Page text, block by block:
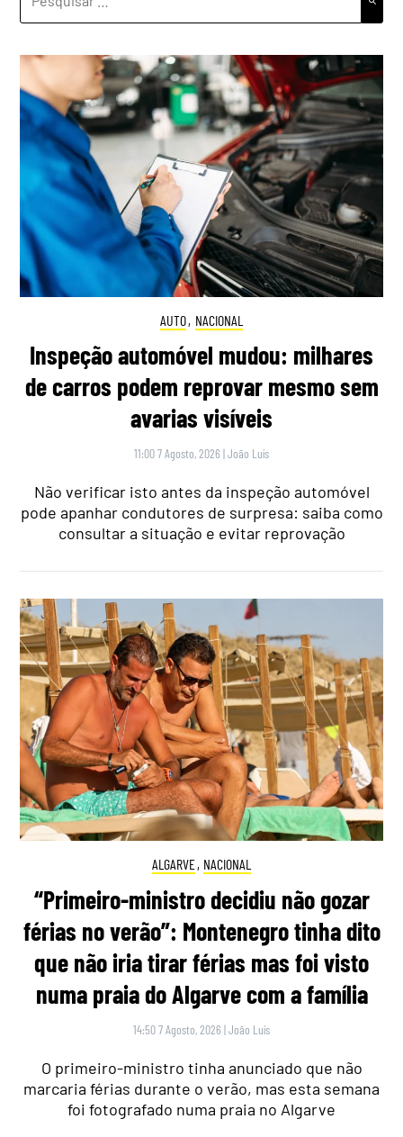
AUTO, NACIONAL
Inspeção automóvel mudou: milhares
de carros podem reprovar mesmo sem
avarias visíveis
11:00 7 Agosto, 2026 |João Luís
Não verificar isto antes da inspeção automóvel
pode apanhar condutores de surpresa: saiba como
consultar a situação e evitar reprovação
ALGARVE, NACIONAL
“Primeiro-ministro decidiu não gozar
férias no verão”: Montenegro tinha dito
que não iria tirar férias mas foi visto
numa praia do Algarve com a família
14:50 7 Agosto, 2026 |João Luís
O primeiro-ministro tinha anunciado que não
marcaria férias durante o verão, mas esta semana
foi fotografado numa praia no Algarve